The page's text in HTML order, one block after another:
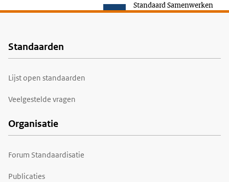
Standaard Samenwerken
Voet
Standaarden
Lijst open standaarden
Veelgestelde vragen
Organisatie
Forum Standaardisatie
Publicaties